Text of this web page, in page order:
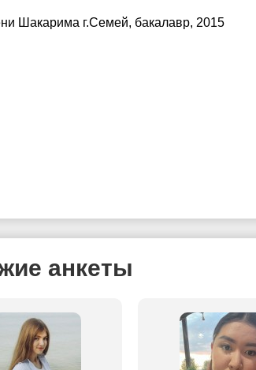
Шакарима г.Семей, бакалавр, 2015
анкеты